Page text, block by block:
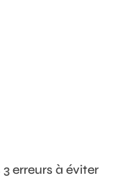
erreurs à éviter